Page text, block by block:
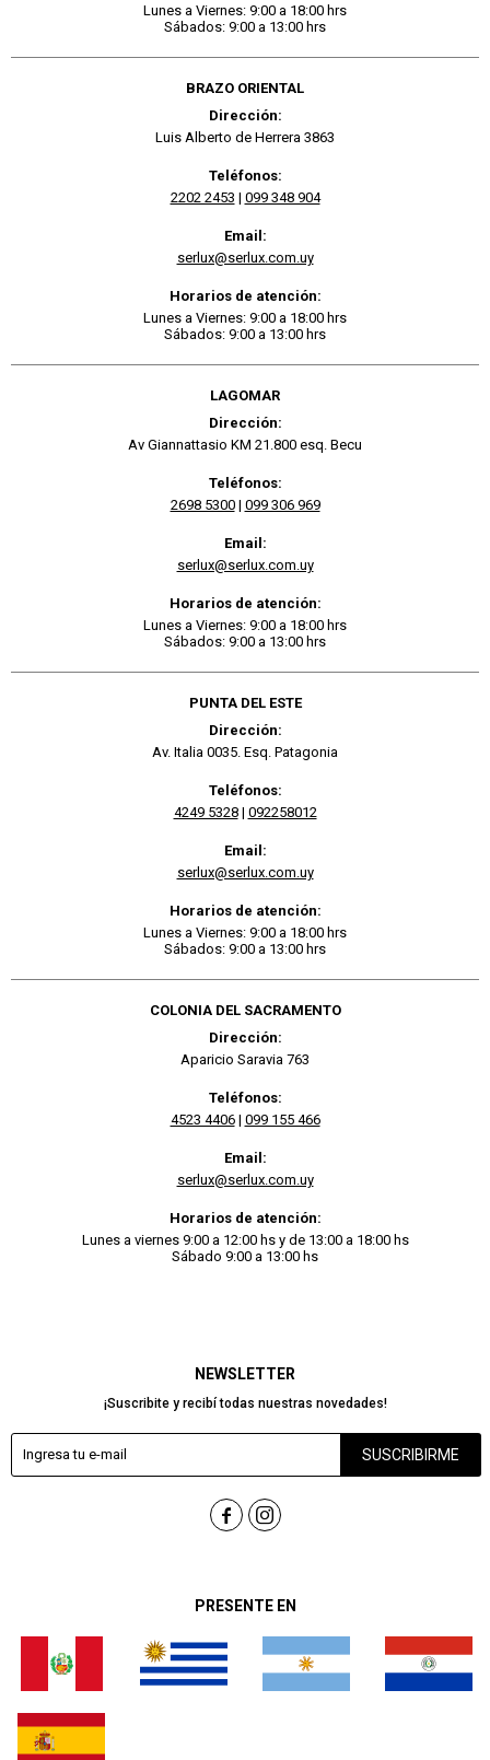
PRESENTE EN
NEWSLETTER
¡Suscribite y recibí todas nuestras novedades!
SUSCRIBIRME
 
Lunes a Viernes: 9:00 a 18:00 hrs
Sábados: 9:00 a 13:00 hrs
BRAZO ORIENTAL
Dirección:
Luis Alberto de Herrera 3863
Teléfonos:
2202 2453 | 099 348 904
Email:
serlux@serlux.com.uy
Horarios de atención:
Lunes a Viernes: 9:00 a 18:00 hrs
Sábados: 9:00 a 13:00 hrs
LAGOMAR
Dirección:
Av Giannattasio KM 21.800 esq. Becu
Teléfonos:
2698 5300| 099 306 969
Email:
serlux@serlux.com.uy
Horarios de atención:
Lunes a Viernes: 9:00 a 18:00 hrs
Sábados: 9:00 a 13:00 hrs
PUNTA DEL ESTE
Dirección:
Av. Italia 0035. Esq. Patagonia
Teléfonos:
4249 5328| 092258012
Email:
serlux@serlux.com.uy
Horarios de atención:
Lunes a Viernes: 9:00 a 18:00 hrs
Sábados: 9:00 a 13:00 hrs
COLONIA DEL SACRAMENTO
Dirección:
Aparicio Saravia 763
Teléfonos:
4523 4406| 099 155 466
Email:
serlux@serlux.com.uy
Horarios de atención:
Lunes a viernes 9:00 a 12:00 hs y de 13:00 a 18:00 hs
Sábado 9:00 a 13:00 hs